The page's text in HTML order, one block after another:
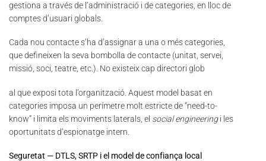
gestiona a través de l’administració i de categories, en lloc de
comptes d’usuari globals.
Cada nou contacte s’ha d’assignar a una o més categories,
que defineixen la seva bombolla de contacte (unitat, servei,
missió, soci, teatre, etc.). No existeix cap directori glob
al que exposi tota l’organització. Aquest model basat en
categories imposa un perímetre molt estricte de “need-to-
know” i limita els moviments laterals, el social engineeringi les
oportunitats d’espionatge intern.
Seguretat — DTLS, SRTP i el model de confiança local